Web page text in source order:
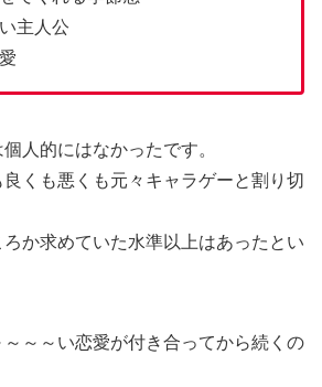
主人公
人的にはなかったです。
くも悪くも元々キャラゲーと割り切
か求めていた水準以上はあったとい
～～い恋愛が付き合ってから続くの